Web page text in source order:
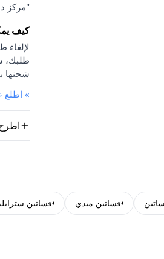
"مركز
كيف
طلبك،
شحنها
» اطلع
فساتين ميدي فساتين